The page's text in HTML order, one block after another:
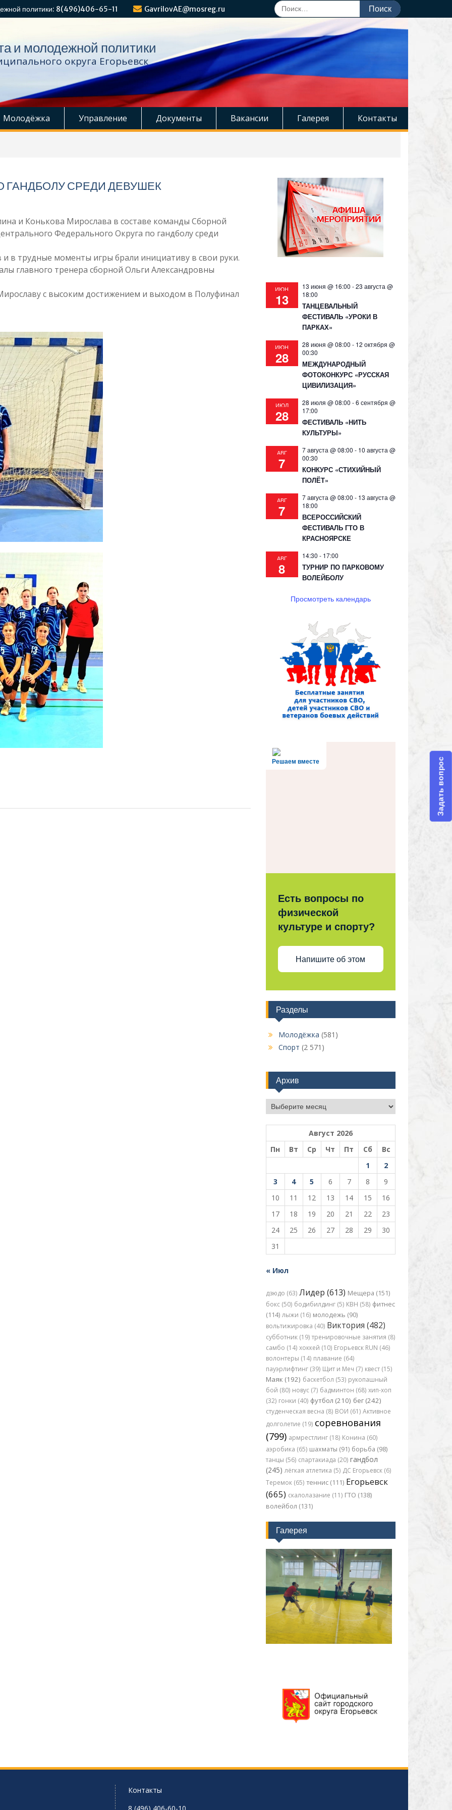
политики: 8(496)406-65-11 GavrilovAE@mosreg.ru
Поиск
по:
и молодежной политики
округа Егорьевск
Молодёжка Управление Документы Вакансии Галерея Контакты
СРЕДИ ДЕВУШЕК
и Конькова Мирослава в составе команды Сборной
Федерального Округа по гандболу среди
в трудные моменты игры брали инициативу в свои руки.
главного тренера сборной Ольги Александровны
с высоким достижением и выходом в Полуфинал
ИЮН
13
13 июня @ 16:00 -23 августа @
18:00
ТАНЦЕВАЛЬНЫЙ
ФЕСТИВАЛЬ «УРОКИ В
ПАРКАХ»
ИЮН
28
28 июня @ 08:00 - 12 октября @
00:30
МЕЖДУНАРОДНЫЙ
ФОТОКОНКУРС «РУССКАЯ
ЦИВИЛИЗАЦИЯ»
ИЮЛ
28
28 июля @ 08:00 -6 сентября @
17:00
ФЕСТИВАЛЬ «НИТЬ
КУЛЬТУРЫ»
АВГ
7
7 августа @ 08:00 - 10 августа @
00:30
КОНКУРС «СТИХИЙНЫЙ
ПОЛЁТ»
АВГ
7
7 августа @ 08:00 - 13 августа @
18:00
ВСЕРОССИЙСКИЙ
ФЕСТИВАЛЬ ГТО В
КРАСНОЯРСКЕ
АВГ
8
14:30 - 17:00
ТУРНИР ПО ПАРКОВОМУ
ВОЛЕЙБОЛУ
Просмотреть календарь
Решаем вместе
Есть вопросы по
физической
культуре и спорту?
Напишите об этом
Разделы
Молодёжка (581)
Спорт (2 571)
Архив
Архив
Август 2026
Пн
Вт Ср Чт Пт Сб
Вс
1
2
3
4 5 6 7 8
9
10
11 12 13 14 15
16
17
18 19 20 21 22
23
24
25 26 27 28 29
30
31
« Июл
дзюдо (63) Лидер (613) Мещера (151)
бокс (50) бодибилдинг (5) КВН (58) фитнес
(114) лыжи (16) молодежь (90)
вольтижировка (40) Виктория (482)
субботник (19) тренировочные занятия (8)
самбо (14) хоккей (10) Егорьевск RUN (46)
волонтеры (14) плавание (64)
пауэрлифтинг (39) Щит и Меч (7) квест (15)
Маяк (192) баскетбол (53) рукопашный
бой (80) новус (7) бадминтон (68) хип-хоп
(32) гонки (40) футбол (210) бег (242)
студенческая весна (8) ВОИ (61) Активное
долголетие (19) соревнования
(799) армрестлинг (18) Конина (60)
аэробика (65) шахматы (91) борьба (98)
танцы (56) спартакиада (20) гандбол
(245) лёгкая атлетика (5) ДС Егорьевск (6)
Теремок (65) теннис (111) Егорьевск
(665) скалолазание (11) ГТО (138)
волейбол (131)
Галерея
Контакты
Задать вопрос